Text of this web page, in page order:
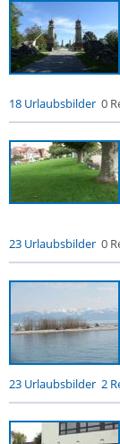
18 Urlaubsbilder 0
23 Urlaubsbilder 0
23 Urlaubsbilder 2